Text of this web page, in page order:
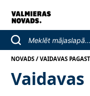
NOVADS /VAIDAVAS